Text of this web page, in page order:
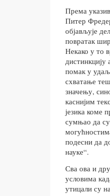
Према
Питер
објављује
повратак
Некако у то
дистинкцију
помак у
схватање
значењу,
каснијим
језика коме
сумњао да
подесни да
науке“.
Сва ова и
условима
утицали су